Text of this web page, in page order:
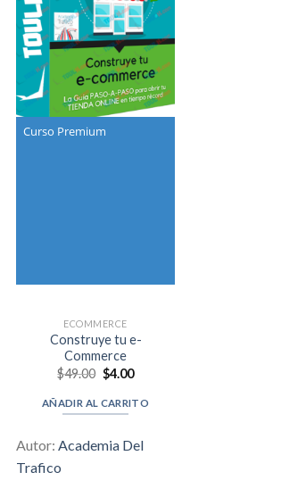
Curso Premium
ECOMMERCE
Construye tu e-
Commerce
$49.00 Original
price
was:
$49.00.
$4.00Current
is:
$4.00.
AÑADIR AL CARRITO
Autor: Academia Del
Trafico